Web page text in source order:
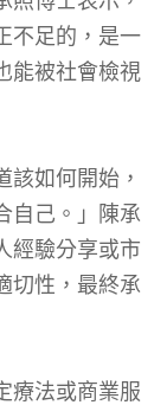
不足的，是一
能被社會檢視
該如何開始，
自己。」陳承
經驗分享或市
切性，最終承
療法或商業服